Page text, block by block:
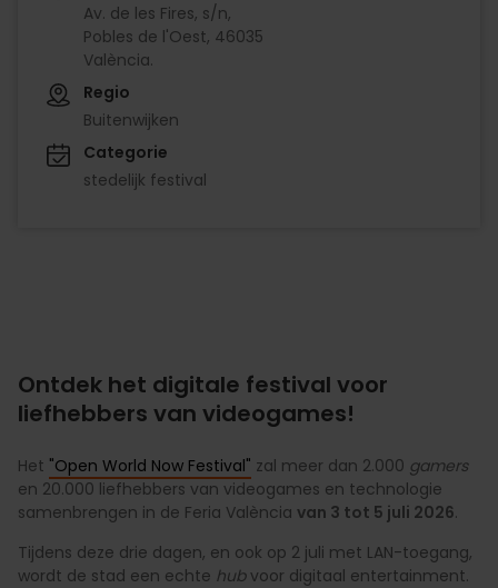
Av. de les Fires, s/n,
Pobles de l'Oest, 46035
València.
Regio
Buitenwijken
Categorie
stedelijk festival
Ontdek het digitale festival voor
liefhebbers van videogames!
Het "Open World Now Festival" zal meer dan 2.000 gamers
en 20.000 liefhebbers van videogames en technologie
samenbrengen in de Feria València van 3 tot 5 juli 2026.
Tijdens deze drie dagen, en ook op 2 juli met LAN-toegang,
wordt de stad een echte hubvoor digitaal entertainment.